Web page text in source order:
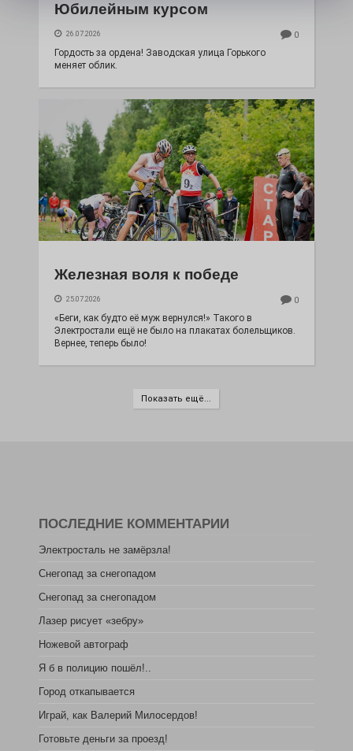
Юбилейным курсом
26.07.2026 0
Гордость за ордена! Заводская улица Горького
меняет облик.
Железная воля к победе
25.07.2026 0
«Беги, как будто её муж вернулся!» Такого в
Электростали ещё не было на плакатах болельщиков.
Вернее, теперь было!
Показать ещё...
ПОСЛЕДНИЕ КОММЕНТАРИИ
Электросталь не замёрзла!
Снегопад за снегопадом
Снегопад за снегопадом
Лазер рисует «зебру»
Ножевой автограф
Я б в полицию пошёл!..
Город откапывается
Играй, как Валерий Милосердов!
Готовьте деньги за проезд!